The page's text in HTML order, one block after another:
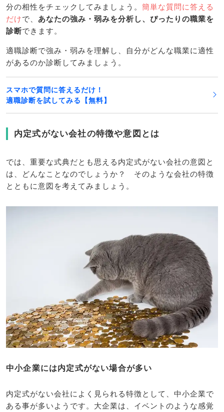
分の相性をチェックしてみましょう。 簡単な質問に答える
だけで、 あなたの強み・弱みを分析し、ぴったりの職業を
診断できます。
適職診断で強み・弱みを理解し、自分がどんな職業に適性
があるのか診断してみましょう。
スマホで質問に答えるだけ！
適職診断を試してみる【無料】
内定式がない会社の特徴や意図とは
では、重要な式典だとも思える内定式がない会社の意図と
は、どんなことなのでしょうか？ そのような会社の特徴
とともに意図を考えてみましょう。
中小企業には内定式がない場合が多い
内定式がない会社によく見られる特徴として、中小企業で
ある事が多いようです。大企業は、イベントのような感覚